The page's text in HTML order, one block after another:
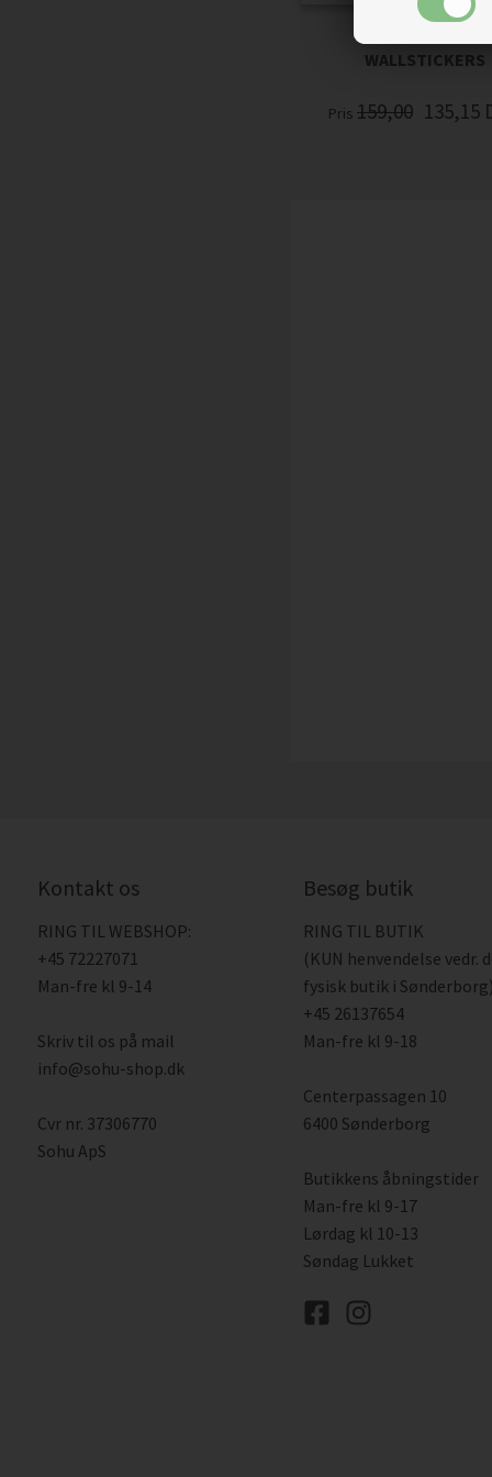
WALLSTICKERS
Pris 159,00 135,15
Kontakt os
RING TIL WEBSHOP:
+45 72227071
Man-fre kl 9-14
Skriv til os på mail
info@sohu-shop.dk
Cvr nr. 37306770
Sohu ApS
Besøg butik
RING TIL BUTIK
(KUN henvendelse vedr.
fysisk butik i
+45 26137654
Man-fre kl 9-18
Centerpassagen 10
6400 Sønderborg
Butikkens åbningstider
Man-fre kl 9-17
Lørdag kl 10-13
Søndag Lukket